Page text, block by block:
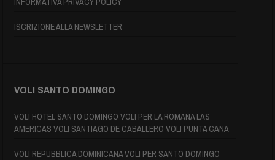
ISCRIZIONE ALLA NEWSLETTER
VOLI SANTO DOMINGO
VOLI HOTEL SANTO DOMINGO VOLI PER LA ROMANA LAS
AMERICAS VOLI SANTIAGO DE CABALLERO VOLI PUNTA CANA
VOLI REPUBBLICA DOMINICANA VOLI PER SANTO DOMINGO